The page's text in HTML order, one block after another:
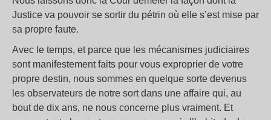
Justice va pouvoir se sortir du pétrin où elle s’est mise par
sa propre faute.
Avec le temps, et parce que les mécanismes judiciaires
sont manifestement faits pour vous exproprier de votre
propre destin, nous sommes en quelque sorte devenus
les observateurs de notre sort dans une affaire qui, au
bout de dix ans, ne nous concerne plus vraiment. Et